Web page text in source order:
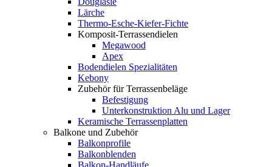
Lärche
Thermo-Esche-Kiefer-Fichte
Komposit-Terrassendielen
Megawood
Apex
Bodendielen Spezialitäten
Kebony
Zubehör für Terrassenbeläge
Befestigung
Unterkonstruktion Alu und Lager
Keramische Terrassenplatten
Balkone und Zubehör
Balkonprofile
Balkonblenden